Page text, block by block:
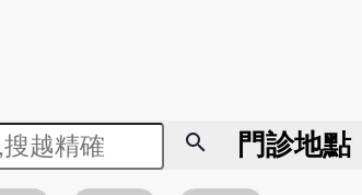
search 門診地點